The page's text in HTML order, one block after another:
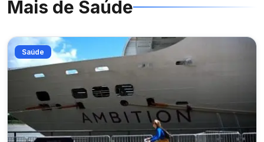
Mais de Saúde
Saúde